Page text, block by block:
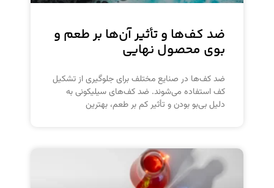
ضد کف‌ها و تأثیر آن‌ها بر طعم و
بوی محصول نهایی
ضد کف‌ها در صنایع مختلف برای جلوگیری از تشکیل
کف استفاده می‌شوند. ضد کف‌های سیلیکونی به
دلیل بی‌بو بودن و تأثیر کم بر طعم، بهترین